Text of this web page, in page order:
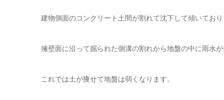
建物側面のコンクリート土間が割れて沈下して傾いてお
擁壁面に沿って掘られた側溝の割れから地盤の中に雨水
これでは土が痩せて地盤は弱くなります。